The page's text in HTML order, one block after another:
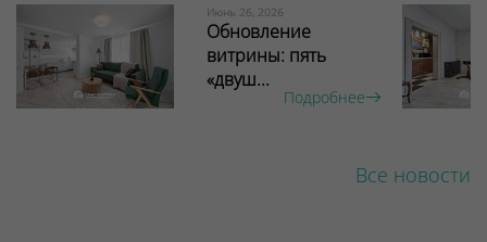
Июнь 26, 2026
Обновление
витрины: пять
«двуш...
Подробнее
Все новости